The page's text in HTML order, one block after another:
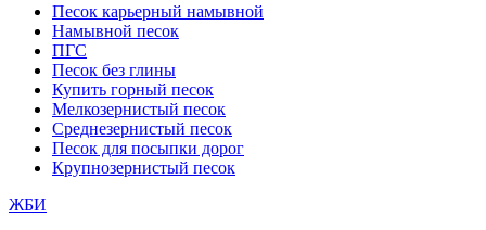
Песок карьерный намывной
Намывной песок
ПГС
Песок без глины
Купить горный песок
Мелкозернистый песок
Среднезернистый песок
Песок для посыпки дорог
Крупнозернистый песок
ЖБИ